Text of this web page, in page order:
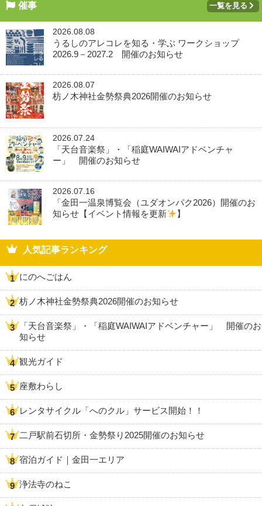
催事 一覧を見る
2026.08.08
うるしのアレコレを知る・学ぶ ワークショップ
2026.9－2027.2 開催のお知らせ
2026.08.07
枋ノ木神社金勢祭典2026開催のお知らせ
2026.07.24
「天台音楽祭」・「稲庭WAIWAIアドベンチャ
ー」 開催のお知らせ
2026.07.16
「金田一温泉博覧会（ユダオンパク2026）開催のお
知らせ【イベント情報を更新
】
人気記事ランキング
にのへごはん
枋ノ木神社金勢祭典2026開催のお知らせ
「天台音楽祭」・「稲庭WAIWAIアドベンチャー」 開催のお
知らせ
観光ガイド
座敷わらし
レンタサイクル「へのクル」サービス開始！！
二戸駅前石切所・金勢祭り2025開催のお知らせ
宿泊ガイド｜金田一エリア
浄法寺のねこ